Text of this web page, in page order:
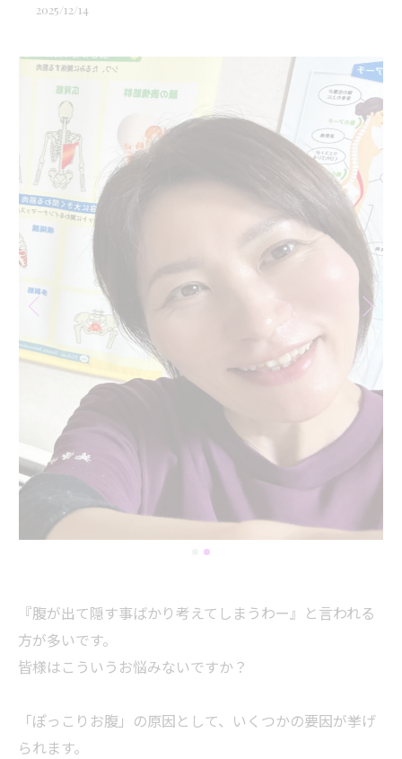
2025/12/14
『腹が出て隠す事ばかり考えてしまうわー』と言われる
方が多いです。
皆様はこういうお悩みないですか？
「ぽっこりお腹」の原因として、いくつかの要因が挙げ
られます。